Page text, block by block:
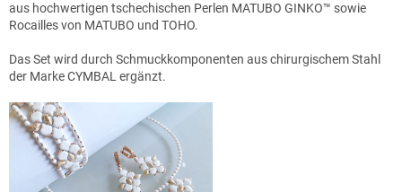
aus hochwertigen tschechischen Perlen MATUBO GINKO™ sowie
Rocailles von MATUBO und TOHO.
Das Set wird durch Schmuckkomponenten aus chirurgischem Stahl
der Marke CYMBAL ergänzt.